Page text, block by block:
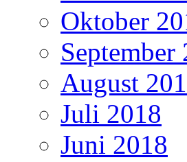
Oktober
September
August
Juli 2018
Juni 2018